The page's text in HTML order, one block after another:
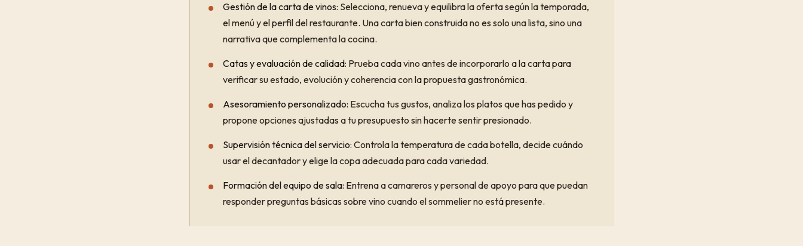
Gestión de la carta de vinos: Selecciona, renueva y equilibra la oferta según la temporada,
el menú y el perfil del restaurante. Una carta bien construida no es solo una lista, sino una
narrativa que complementa la cocina.
Catas y evaluación de calidad: Prueba cada vino antes de incorporarlo a la carta para
verificar su estado, evolución y coherencia con la propuesta gastronómica.
Asesoramiento personalizado: Escucha tus gustos, analiza los platos que has pedido y
propone opciones ajustadas a tu presupuesto sin hacerte sentir presionado.
Supervisión técnica del servicio: Controla la temperatura de cada botella, decide cuándo
usar el decantador y elige la copa adecuada para cada variedad.
Formación del equipo de sala: Entrena a camareros y personal de apoyo para que puedan
responder preguntas básicas sobre vino cuando el sommelier no está presente.